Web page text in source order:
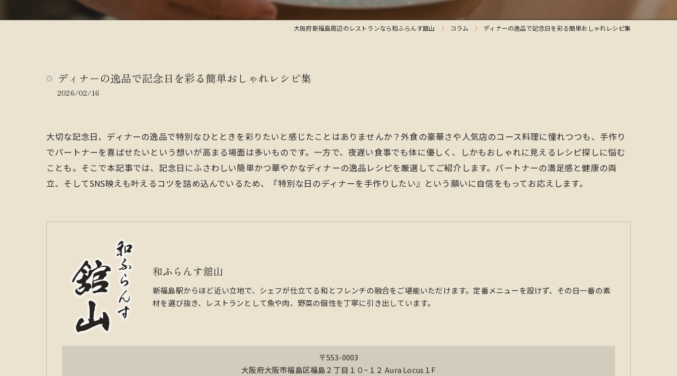
大阪府新福島周辺のレストランなら和ふらんす舘山 コラム ディナーの逸品で記念日を彩る簡単おしゃれレシピ集
ディナーの逸品で記念日を彩る簡単おしゃれレシピ集
2026/02/16
大切な記念日、ディナーの逸品で特別なひとときを彩りたいと感じたことはありませんか？外食の豪華さや人気店のコース料理に憧れつつも、手作り
でパートナーを喜ばせたいという想いが高まる場面は多いものです。一方で、夜遅い食事でも体に優しく、しかもおしゃれに見えるレシピ探しに悩む
ことも。そこで本記事では、記念日にふさわしい簡単かつ華やかなディナーの逸品レシピを厳選してご紹介します。パートナーの満足感と健康の両
立、そしてSNS映えも叶えるコツを詰め込んでいるため、『特別な日のディナーを手作りしたい』という願いに自信をもってお応えします。
和ふらんす舘山
新福島駅からほど近い立地で、シェフが仕立てる和とフレンチの融合をご堪能いただけます。定番メニューを設けず、その日一番の素
材を選び抜き、レストランとして魚や肉、野菜の個性を丁寧に引き出しています。
〒553-0003
大阪府大阪市福島区福島２丁目１０−１２ Aura Locus１F